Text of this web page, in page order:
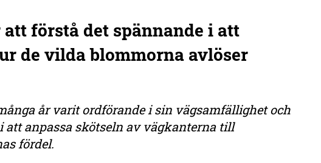
att förstå det spännande i att
de vilda blommorna avlöser
år varit ordförande i sin vägsamfällighet och
att anpassa skötseln av vägkanterna till
fördel.